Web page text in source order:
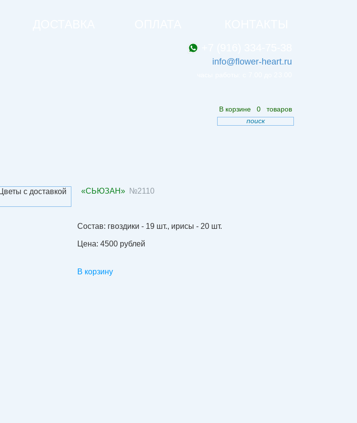
info@flower-heart.ru
В корзине 0
товаров
поиск
«СЬЮЗАН» №2110
Состав: гвоздики - 19 шт., ирисы - 20 шт.
Цена: 4500 рублей
В корзину